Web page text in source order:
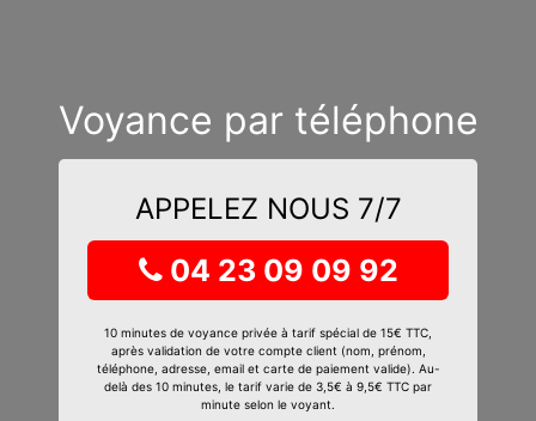
Voyance par téléphone
APPELEZ NOUS 7/7
04 23 09 09 92
10 minutes de voyance privée à tarif spécial de 15€ TTC,
après validation de votre compte client (nom, prénom,
téléphone, adresse, email et carte de paiement valide). Au-
delà des 10 minutes, le tarif varie de 3,5€ à 9,5€ TTC par
minute selon le voyant.